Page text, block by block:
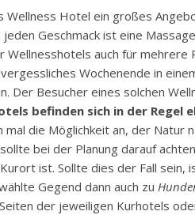
Hotel ein großes
Geschmack ist eine
Wellnesshotels auch für
Wochenende in
Der Besucher eines solchen
befinden sich in der
die Möglichkeit an, der Natur
bei der Planung darauf
ist. Sollte dies der Fall sein,
Gegend dann auch zu
der jeweiligen Kurhotels